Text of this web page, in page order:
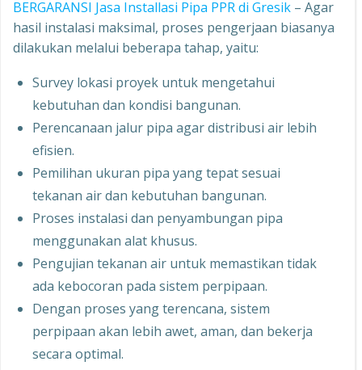
BERGARANSI Jasa Installasi Pipa PPR di Gresik – Agar
hasil instalasi maksimal, proses pengerjaan biasanya
dilakukan melalui beberapa tahap, yaitu:
Survey lokasi proyek untuk mengetahui
kebutuhan dan kondisi bangunan.
Perencanaan jalur pipa agar distribusi air lebih
efisien.
Pemilihan ukuran pipa yang tepat sesuai
tekanan air dan kebutuhan bangunan.
Proses instalasi dan penyambungan pipa
menggunakan alat khusus.
Pengujian tekanan air untuk memastikan tidak
ada kebocoran pada sistem perpipaan.
Dengan proses yang terencana, sistem
perpipaan akan lebih awet, aman, dan bekerja
secara optimal.